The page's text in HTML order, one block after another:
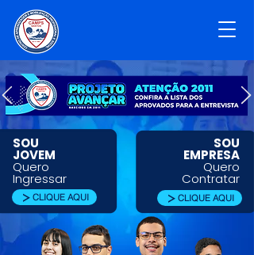
SOU
JOVEM
Quero
Ingressar
CLIQUE AQUI
SOU
EMPRESA
Quero
Contratar
CLIQUE AQUI